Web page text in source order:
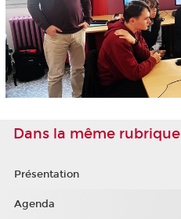
Dans la même rubrique
Présentation
Agenda